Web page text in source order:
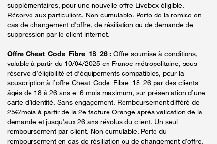
supplémentaires, pour une nouvelle offre Livebox éligible.
Réservé aux particuliers. Non cumulable. Perte de la remise en
cas de changement d'offre, de résiliation ou de demande de
suppression par le client internet.
Offre Cheat_Code_Fibre_18_26 : Offre soumise à conditions,
valable à partir du 10/04/2025 en France métropolitaine, sous
réserve d’éligibilité et d’équipements compatibles, pour la
souscription à l’offre Cheat_Code_Fibre_18_26 par des clients
âgés de 18 à 26 ans et 6 mois maximum, sur présentation d’une
carte d’identité. Sans engagement. Remboursement différé de
25€/mois à partir de la 2e facture Orange après validation de la
demande et jusqu’aux 26 ans révolus du client. Un seul
remboursement par client. Non cumulable. Perte du
remboursement en cas de résiliation ou de changement d’offre.